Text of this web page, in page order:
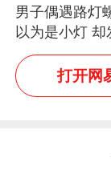
男子偶遇路灯
以为是小灯 却
燃香烟 当事
处理
打开网